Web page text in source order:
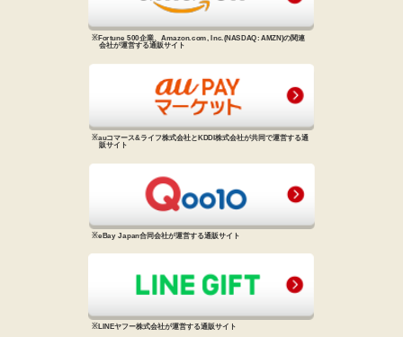
※Fortune 500企業、Amazon.com, Inc.(NASDAQ: AMZN)の関連
会社が運営する通販サイト
※auコマース&ライフ株式会社と KDDI株式会社が共同で運営する通
販サイト
※eBay Japan合同会社が運営する通販サイト
※LINEヤフー株式会社が運営する通販サイト